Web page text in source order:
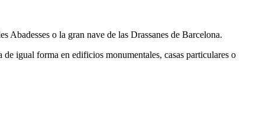
Abadesses o la gran nave de las Drassanes de Barcelona.
de igual forma en edificios monumentales, casas particulares o